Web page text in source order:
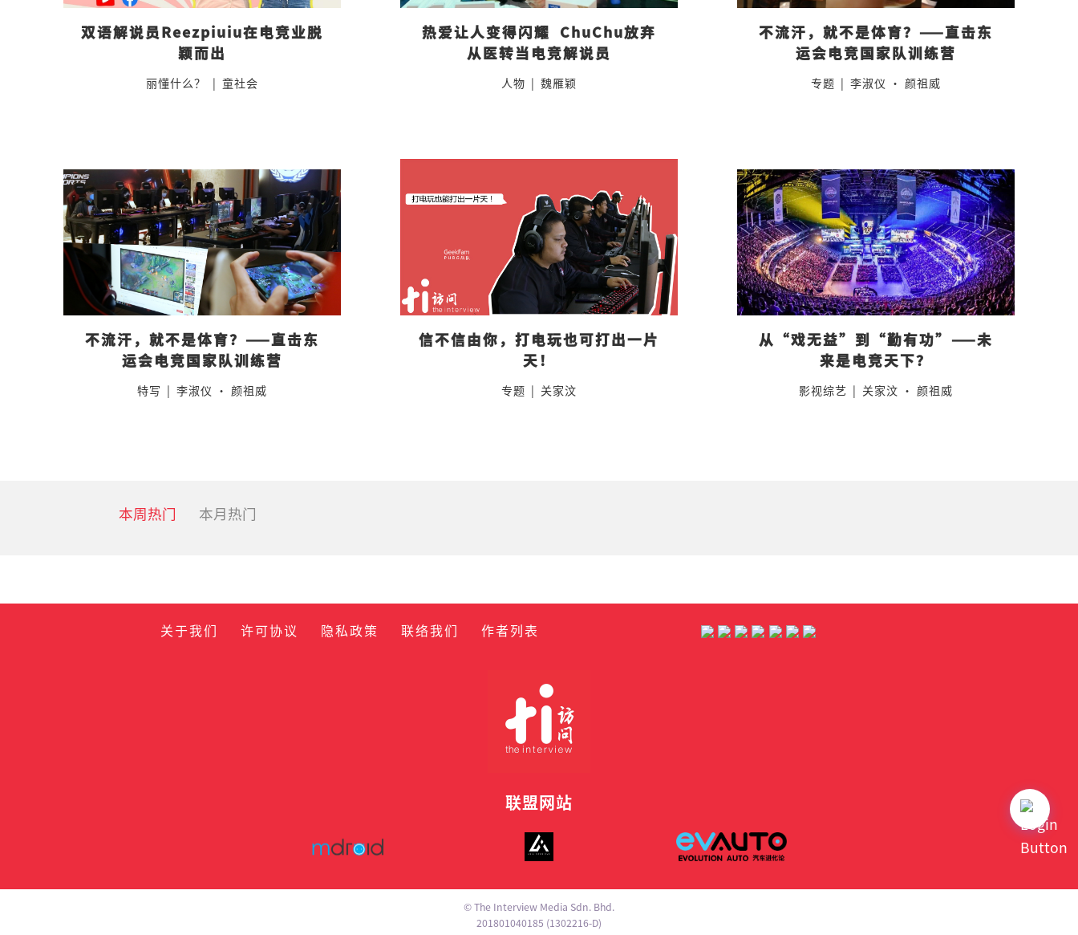
双语解说员Reezpiuiu在电竞业脱
颖而出
丽懂什么？ | 童社会
热爱让人变得闪耀  ChuChu放弃
从医转当电竞解说员
人物 | 魏雁颖
不流汗，就不是体育？——直击东
运会电竞国家队训练营
专题 | 李淑仪 · 颜祖威
不流汗，就不是体育？——直击东
运会电竞国家队训练营
特写 | 李淑仪 · 颜祖威
信不信由你，打电玩也可打出一片
天！
专题 | 关家汶
从“戏无益”到“勤有功”——未
来是电竞天下？
影视综艺 | 关家汶 · 颜祖威
本周热门 本月热门
关于我们 许可协议 隐私政策 联络我们 作者列表
联盟网站
© The Interview Media Sdn. Bhd.
201801040185 (1302216­-D)